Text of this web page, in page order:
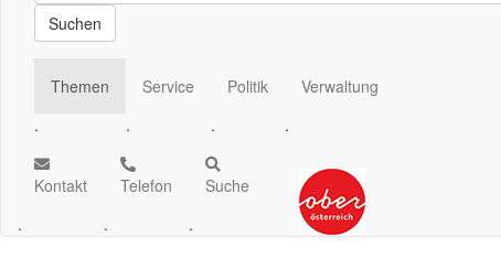
Suchen
Themen
.
Service
.
Politik
.
Verwaltung
.
Kontakt
.
Telefon
.
Suche
.